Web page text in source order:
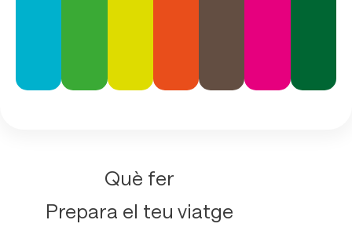
Què fer
Prepara el teu viatge